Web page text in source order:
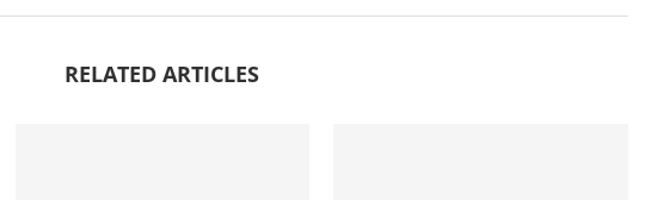
RELATED ARTICLES